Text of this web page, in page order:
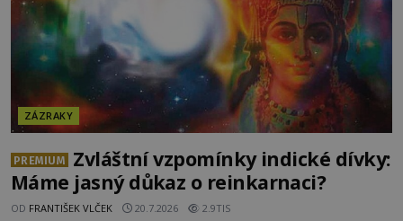
ZÁZRAKY
PREMIUM
Zvláštní vzpomínky indické dívky:
Máme jasný důkaz o reinkarnaci?
OD FRANTIŠEK VLČEK 20.7.2026 2.9TIS